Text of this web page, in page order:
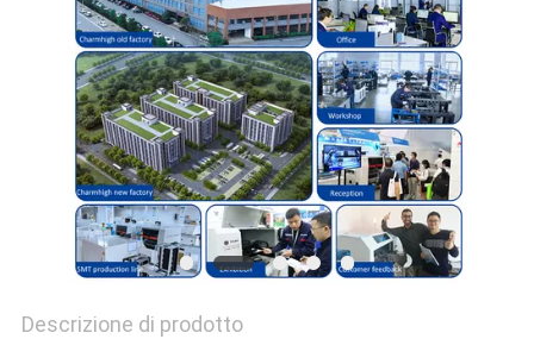
POLITICA
SULLA
PRIVACY
Descrizione di prodotto